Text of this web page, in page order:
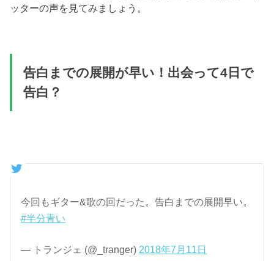
ッターの声を見てみましょう。
告白までの展開が早い！出会って4日で
告白？
今回もギター&歌の回だった。告白までの展開早い。
#半分青い
— トランジェ (@_tranger) 2018年7月11日